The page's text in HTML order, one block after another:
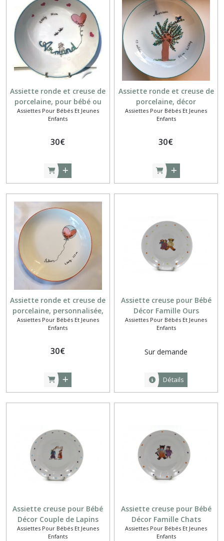
Assiette ronde et creuse de
porcelaine, pour bébé ou
jeune enfant
Assiettes Pour Bébés Et Jeunes
Enfants
30€
Assiette ronde et creuse de
porcelaine, décor
personnalisé, pour bébé ou
jeune enfant
Assiettes Pour Bébés Et Jeunes
Enfants
30€
Assiette ronde et creuse de
porcelaine, personnalisée,
pour bébé ou jeune enfant
Assiettes Pour Bébés Et Jeunes
Enfants
30€
Assiette creuse pour Bébé
Décor Famille Ours
Assiettes Pour Bébés Et Jeunes
Enfants
Sur demande
Détails
Assiette creuse pour Bébé
Décor Couple de Lapins
Assiettes Pour Bébés Et Jeunes
Enfants
Assiette creuse pour Bébé
Décor Famille Chats
Assiettes Pour Bébés Et Jeunes
Enfants
Boîtes
à
dents
(22)
Duo
assiette
boîte
à
dents
Afficher
résultats